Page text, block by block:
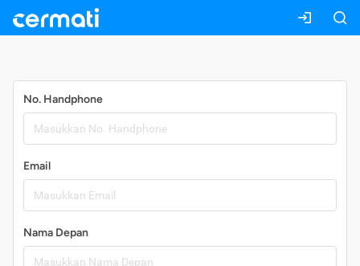
No. Handphone
Email
Nama Depan